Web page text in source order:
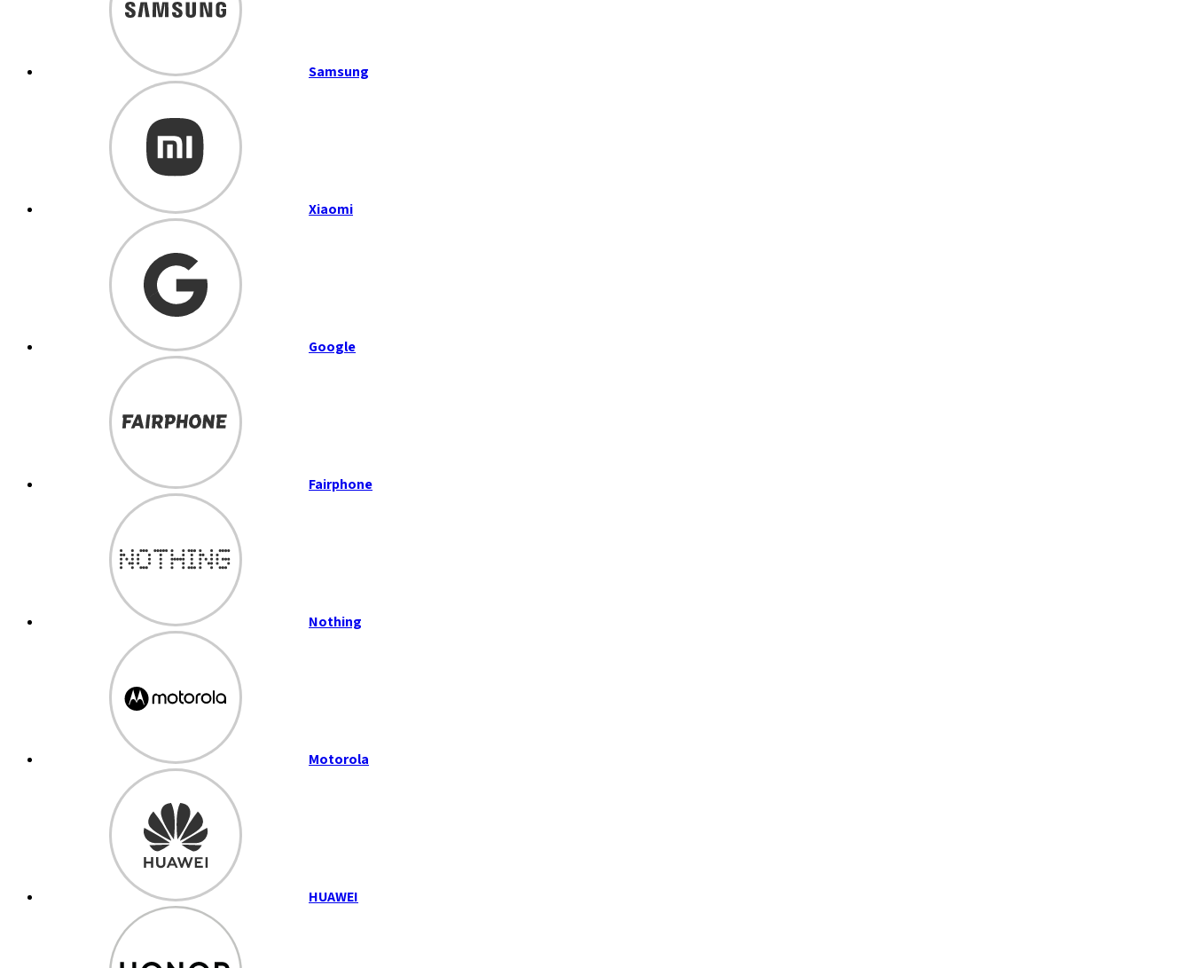
Samsung
Xiaomi
Google
Fairphone
Nothing
Motorola
HUAWEI